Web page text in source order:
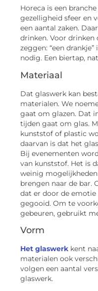
Horeca is een
gezelligheid sfeer en
een aantal zaken.
drinken. Voor drinken
zeggen: “een
nodig. Een biertap,
Materiaal
Dat glaswerk kan
materialen. We
gaat om glazen. Dat
tijden gaat om glas.
kunststof of plastic
daarvan is dat het
Bij evenementen
van kunststof. Het is
weinig
brengen naar de bar.
dat er door de
gegooid. Om te
gebeuren, gebruikt
Vorm
Het glaswerk kent
materialen ook
volgen een aantal
glaswerk.